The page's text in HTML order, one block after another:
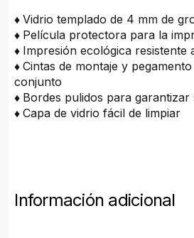
♦Vidrio templado de 4 mm de
♦ Película protectora para la
♦ Impresión ecológica resistente
♦Cintas de montaje y
conjunto
♦ Bordes pulidos para garantizar
♦Capa de vidrio fácil de limpiar
Información adicional